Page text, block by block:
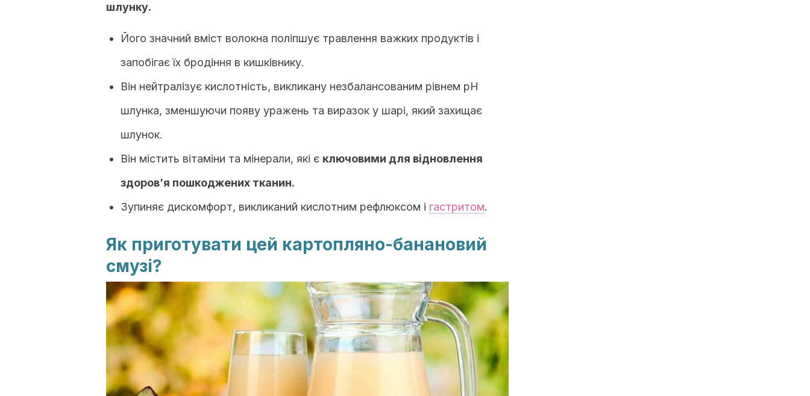
шлунку.
Його значний вміст волокна поліпшує травлення важких продуктів і
запобігає їх бродіння в кишківнику.
Він нейтралізує кислотність, викликану незбалансованим рівнем рН
шлунка, зменшуючи появу уражень та виразок у шарі, який захищає
шлунок.
Він містить вітаміни та мінерали, які є ключовими для відновлення
здоров’я пошкоджених тканин.
Зупиняє дискомфорт, викликаний кислотним рефлюксом і гастритом.
Як приготувати цей картопляно-банановий
смузі?